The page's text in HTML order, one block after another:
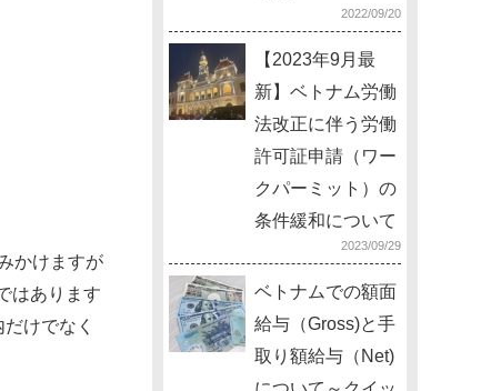
かけますが
はあります
けでなく
2022/09/20
【2023年9月最
新】ベトナム労働
法改正に伴う労働
許可証申請（ワー
クパーミット）の
条件緩和について
2023/09/29
ベトナムでの額面
給与（Gross)と手
取り額給与（Net)